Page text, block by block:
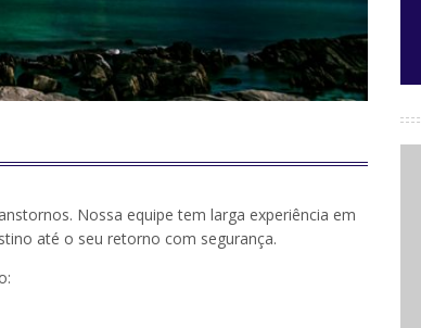
Nossa equipe tem larga experiência em
até o seu retorno com segurança.